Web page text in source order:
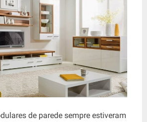
de parede sempre estiveram